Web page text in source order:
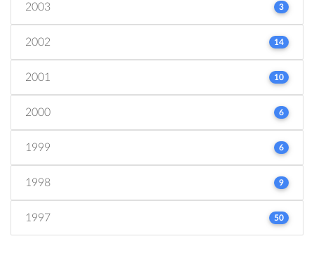
2003 3
2002 14
2001 10
2000 6
1999 6
1998 9
1997 50